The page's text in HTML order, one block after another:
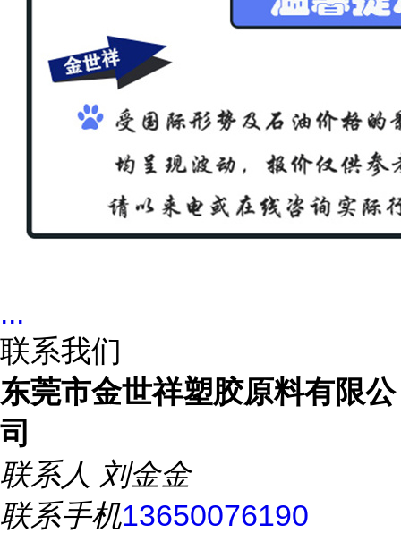
...
联系我们
东莞市金世祥塑胶原料有限公
司
联系人 刘金金
联系手机13650076190